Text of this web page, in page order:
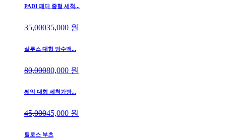
PADI 패디 중형 세척...
35,00035,000 원
살루스 대형 방수백...
80,00080,000 원
쎄악 대형 세척가방...
45,00045,000 원
틸로스 부츠